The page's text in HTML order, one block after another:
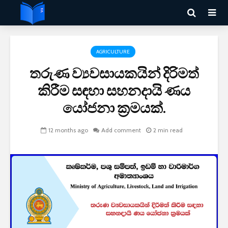
AGRICULTURE
තරුණ ව්‍යවසායකයින් දිරිමත්
කිරීම සඳහා සහනදායි ණය
යෝජනා ක්‍රමයක්.
12 months ago Add comment 2 min read